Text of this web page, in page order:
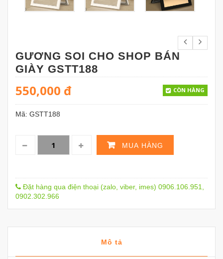
GƯƠNG SOI CHO SHOP BÁN
GIÀY GSTT188
550,000 đ CÒN HÀNG
Mã: GSTT188
MUA HÀNG
Đặt hàng qua điện thoại (zalo, viber, imes) 0906.106.951,
0902.302.966
Mô tả